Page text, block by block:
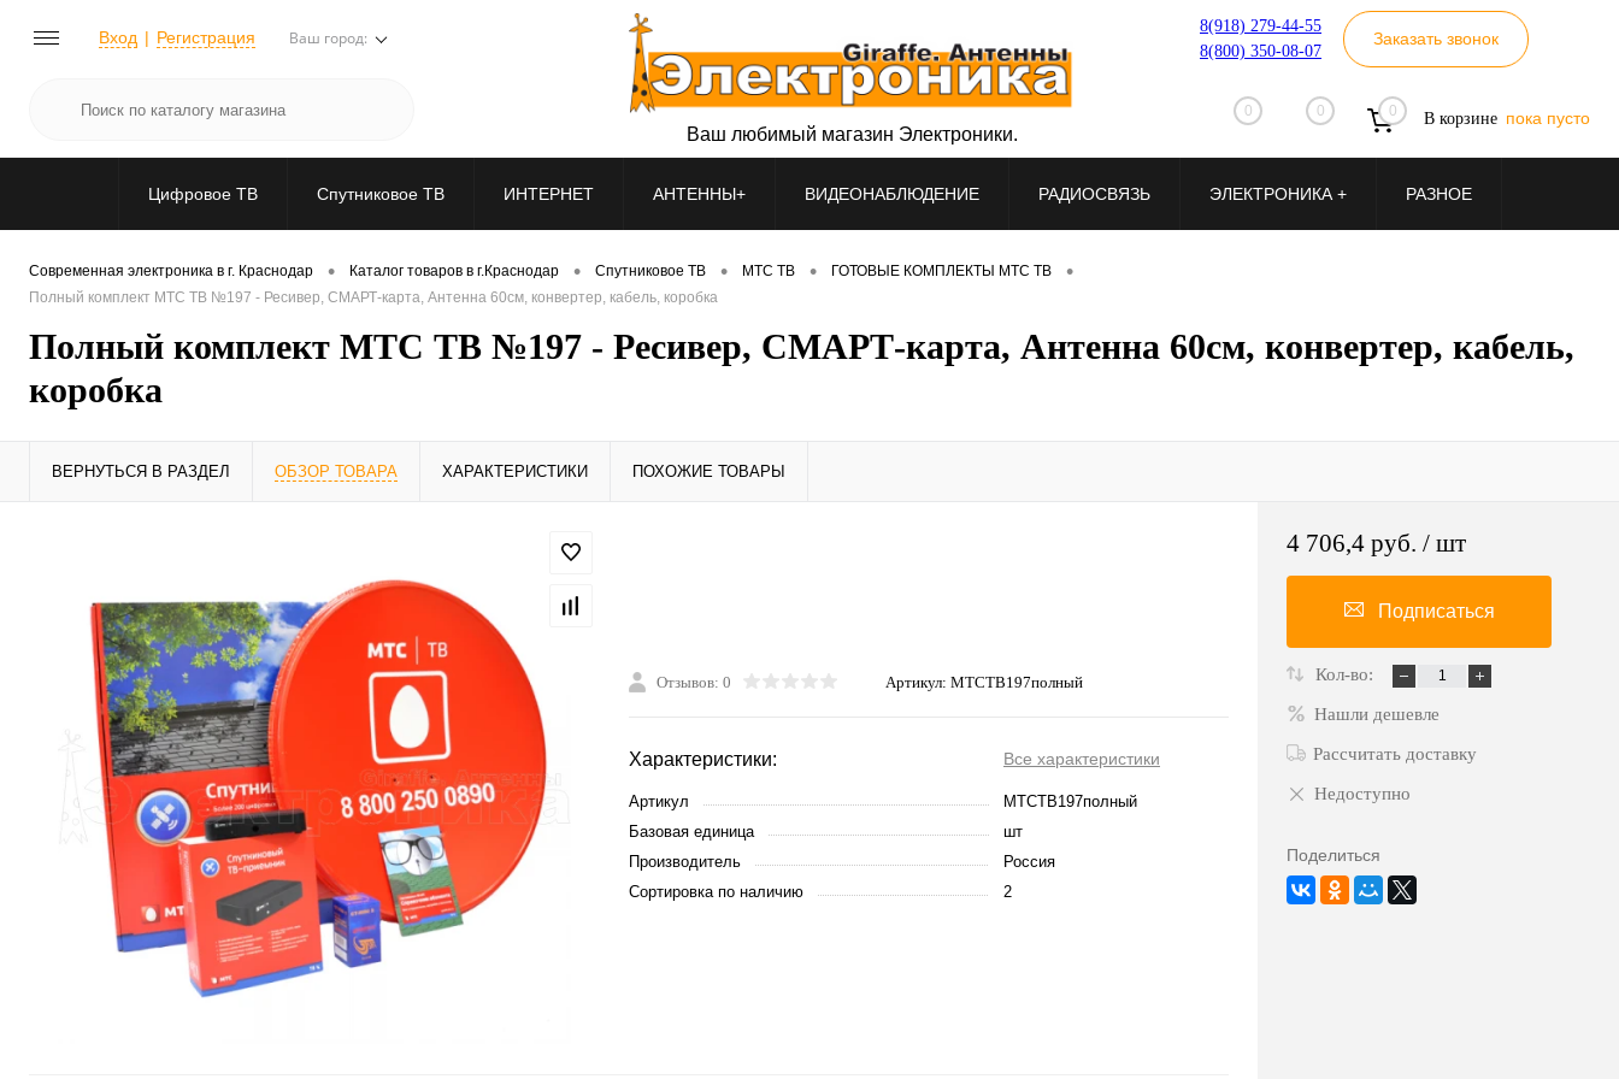
Вход Регистрация Ваш город:
8(918) 279-44-55
8(800) 350-08-07
Заказать звонок
0 0 0 В корзине пока пусто
Ваш любимый магазин Электроники.
Цифровое ТВ Спутниковое ТВ ИНТЕРНЕТ АНТЕННЫ+ ВИДЕОНАБЛЮДЕНИЕ РАДИОСВЯЗЬ ЭЛЕКТРОНИКА + РАЗНОЕ
Современная электроника в г. Краснодар • Каталог товаров в г.Краснодар • Спутниковое ТВ • МТС ТВ • ГОТОВЫЕ КОМПЛЕКТЫ МТС ТВ •
Полный комплект МТС ТВ №197 - Ресивер, СМАРТ-карта, Антенна 60см, конвертер, кабель, коробка
Полный комплект МТС ТВ №197 - Ресивер, СМАРТ-карта, Антенна 60см, конвертер, кабель,
коробка
ВЕРНУТЬСЯ В РАЗДЕЛ ОБЗОР ТОВАРА ХАРАКТЕРИСТИКИ ПОХОЖИЕ ТОВАРЫ
Отзывов: 0 Артикул: МТСТВ197полный
Характеристики: Все характеристики
Артикул
МТСТВ197полный
Базовая единица
шт
Производитель
Россия
Сортировка по наличию
2
4 706,4 руб. / шт
Подписаться
Кол-во:
Нашли дешевле
Рассчитать доставку
Недоступно
Поделиться